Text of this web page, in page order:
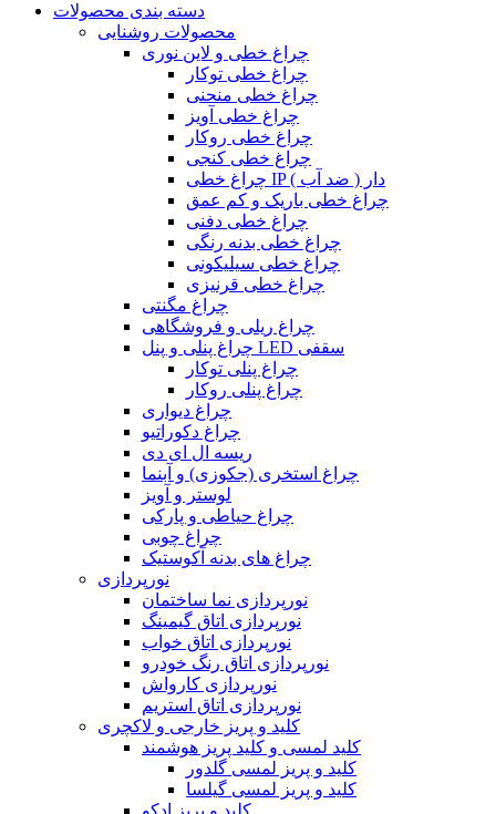
دسته بندی محصولات
محصولات روشنایی
چراغ خطی و لاین نوری
چراغ خطی توکار
چراغ خطی منحنی
چراغ خطی آویز
چراغ خطی روکار
چراغ خطی کنجی
چراغ خطی IP دار ( ضد آب )
چراغ خطی باریک و کم عمق
چراغ خطی دفنی
چراغ خطی بدنه رنگی
چراغ خطی سیلیکونی
چراغ خطی قرنیزی
چراغ مگنتی
چراغ ریلی و فروشگاهی
چراغ پنلی و پنل LED سقفی
چراغ پنلی توکار
چراغ پنلی روکار
چراغ دیواری
چراغ دکوراتیو
ریسه ال ای دی
چراغ استخری (جکوزی) و آبنما
لوستر و آویز
چراغ حیاطی و پارکی
چراغ چوبی
چراغ های بدنه آکوستیک
نورپردازی
نورپردازی نما ساختمان
نورپردازی اتاق گیمینگ
نورپردازی اتاق خواب
نورپردازی اتاق رنگ خودرو
نورپردازی کارواش
نورپردازی اتاق استریم
کلید و پریز خارجی و لاکچری
کلید لمسی و کلید پریز هوشمند
کلید و پریز لمسی گلدور
کلید و پریز لمسی گیلسا